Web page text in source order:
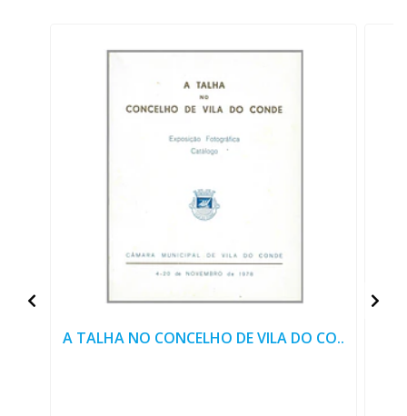
A TALHA NO CONCELHO DE VILA DO CO..